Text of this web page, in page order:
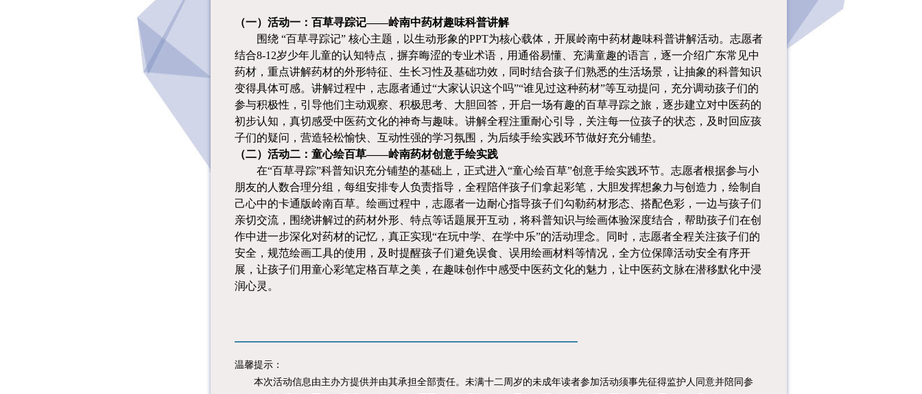
（周一）...
【活动主题】书中
有“钱”坤：启蒙理财
智慧，播种财富梦想
【活动时间...
课程内容：1.趣味科
课程内容：本次课堂
将带领小读者了解编
程中的造型切换、移
动控制、随...
课程内容：1.组织亲
子家庭和青少年过三
关：准备红色中国、
传统中国...
（一）活动一：百草寻踪记——岭南中药材趣味科普讲解
围绕 “百草寻踪记” 核心主题，以生动形象的PPT为核心载体，开展岭南中药材趣味科普讲解活动。志愿者
结合8-12岁少年儿童的认知特点，摒弃晦涩的专业术语，用通俗易懂、充满童趣的语言，逐一介绍广东常见中
药材，重点讲解药材的外形特征、生长习性及基础功效，同时结合孩子们熟悉的生活场景，让抽象的科普知识
变得具体可感。讲解过程中，志愿者通过“大家认识这个吗”“谁见过这种药材”等互动提问，充分调动孩子们的
参与积极性，引导他们主动观察、积极思考、大胆回答，开启一场有趣的百草寻踪之旅，逐步建立对中医药的
初步认知，真切感受中医药文化的神奇与趣味。讲解全程注重耐心引导，关注每一位孩子的状态，及时回应孩
子们的疑问，营造轻松愉快、互动性强的学习氛围，为后续手绘实践环节做好充分铺垫。
（二）活动二：童心绘百草——岭南药材创意手绘实践
在“百草寻踪”科普知识充分铺垫的基础上，正式进入“童心绘百草”创意手绘实践环节。志愿者根据参与小
朋友的人数合理分组，每组安排专人负责指导，全程陪伴孩子们拿起彩笔，大胆发挥想象力与创造力，绘制自
己心中的卡通版岭南百草。绘画过程中，志愿者一边耐心指导孩子们勾勒药材形态、搭配色彩，一边与孩子们
亲切交流，围绕讲解过的药材外形、特点等话题展开互动，将科普知识与绘画体验深度结合，帮助孩子们在创
作中进一步深化对药材的记忆，真正实现“在玩中学、在学中乐”的活动理念。同时，志愿者全程关注孩子们的
安全，规范绘画工具的使用，及时提醒孩子们避免误食、误用绘画材料等情况，全方位保障活动安全有序开
展，让孩子们用童心彩笔定格百草之美，在趣味创作中感受中医药文化的魅力，让中医药文脉在潜移默化中浸
润心灵。
温馨提示：
本次活动信息由主办方提供并由其承担全部责任。未满十二周岁的未成年读者参加活动须事先征得监护人同意并陪同参